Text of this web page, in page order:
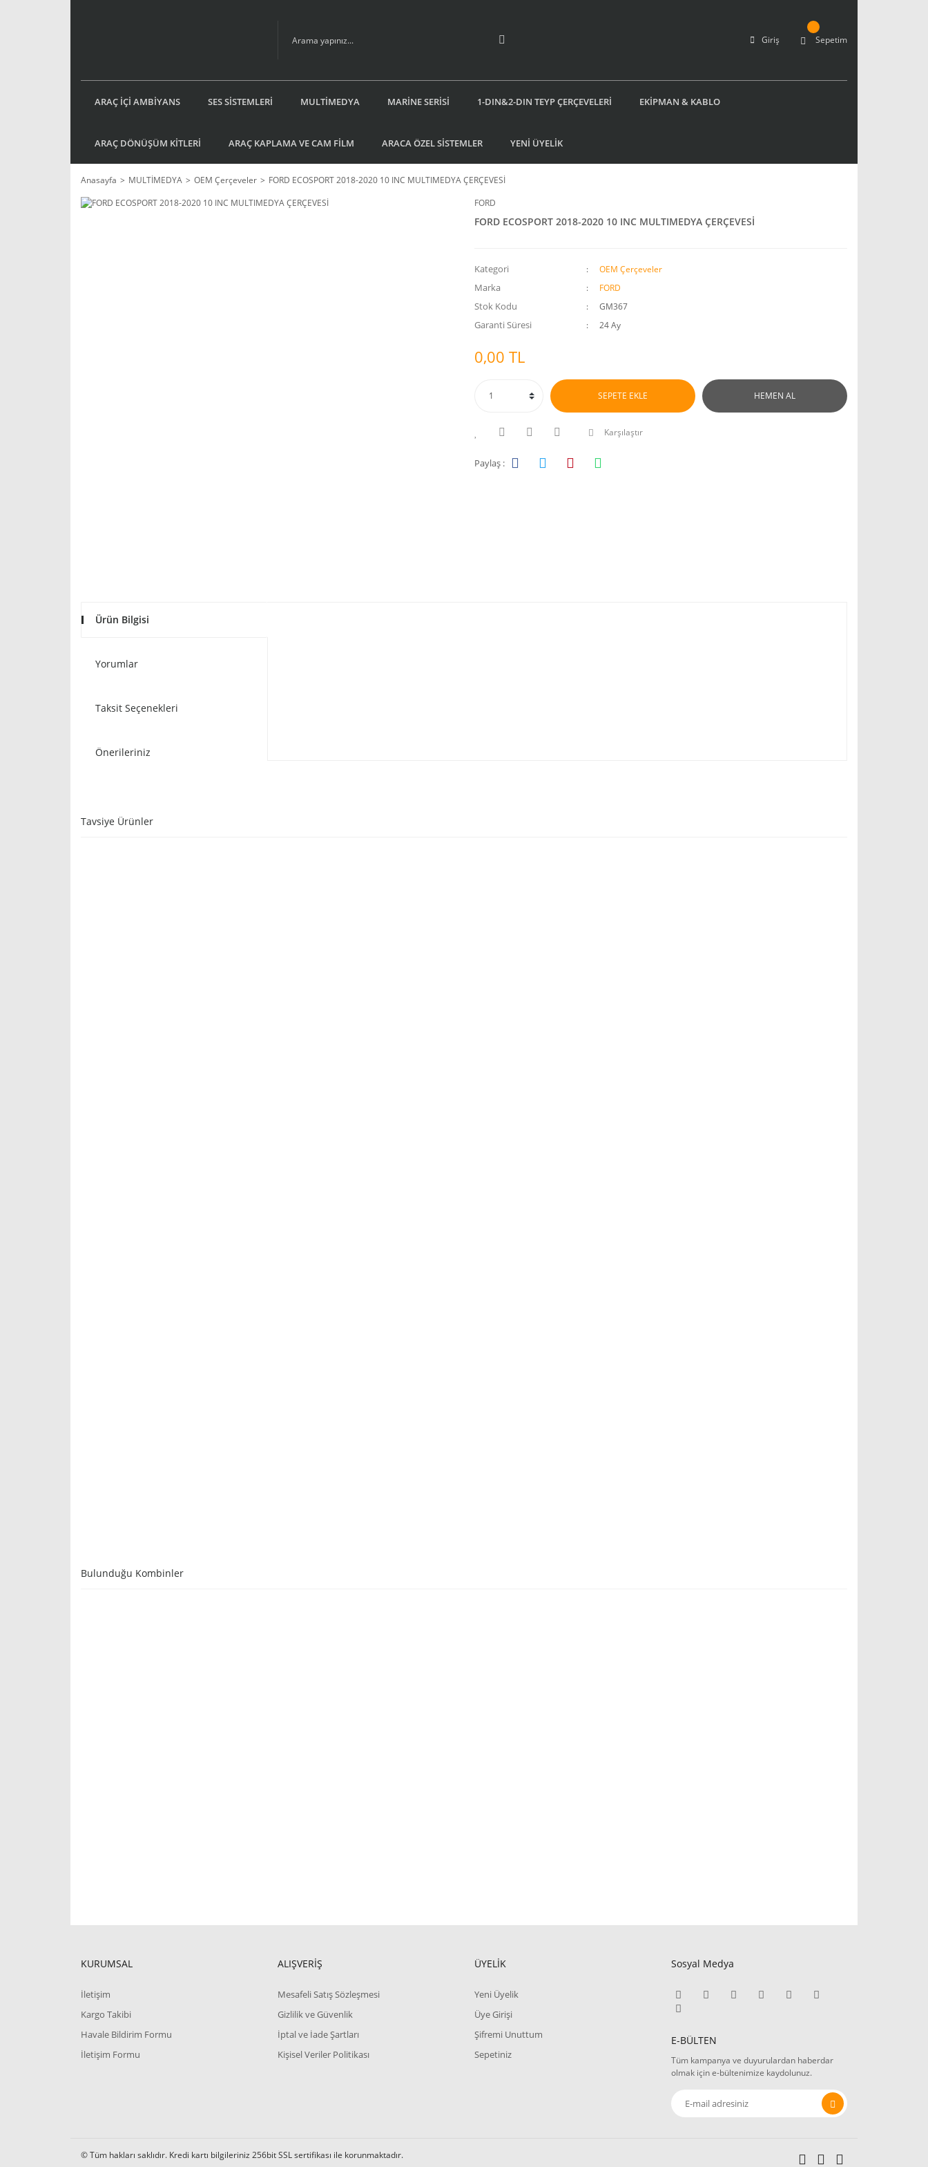
Giriş Sepetim
ARAÇ İÇİ AMBİYANS SES SİSTEMLERİ MULTİMEDYA MARİNE SERİSİ 1-DIN&2-DIN TEYP ÇERÇEVELERİ EKİPMAN & KABLO
ARAÇ DÖNÜŞÜM KİTLERİ ARAÇ KAPLAMA VE CAM FİLM ARACA ÖZEL SİSTEMLER YENİ ÜYELİK
Anasayfa MULTİMEDYA OEM Çerçeveler
FORD ECOSPORT 2018-2020 10 INC MULTIMEDYA ÇERÇEVESİ
FORD
FORD ECOSPORT 2018-2020 10 INC MULTIMEDYA ÇERÇEVESİ
Kategori OEM Çerçeveler
Marka FORD
Stok Kodu GM367
Garanti Süresi 24 Ay
0,00 TL
SEPETE EKLE HEMEN AL
Karşılaştır
Paylaş :
Ürün Bilgisi
Yorumlar
Taksit Seçenekleri
Önerileriniz
Tavsiye Ürünler
Bulunduğu Kombinler
KURUMSAL
İletişim
Kargo Takibi
Havale Bildirim Formu
İletişim Formu
ALIŞVERİŞ
Mesafeli Satış Sözleşmesi
Gizlilik ve Güvenlik
İptal ve İade Şartları
Kişisel Veriler Politikası
ÜYELİK
Yeni Üyelik
Üye Girişi
Şifremi Unuttum
Sepetiniz
Sosyal Medya
E-BÜLTEN
Tüm kampanya ve duyurulardan haberdar
olmak için e-bültenimize kaydolunuz.
© Tüm hakları saklıdır. Kredi kartı bilgileriniz 256bit SSL sertifikası ile korunmaktadır.